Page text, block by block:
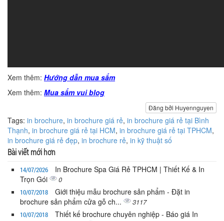
Xem thêm: Hướng dẫn mua sắm
Xem thêm: Mua sắm vui blog
Đăng bởi Huyennguyen
Tags: in brochure, in brochure giá rẻ, in brochure giá rẻ tại Bình
Thạnh, in brochure giá rẻ tại HCM, in brochure giá rẻ tại TPHCM,
in brochure giá rẻ đẹp, in brochure rẻ, in kỹ thuật số
Bài viết mới hơn
14/07/2026
In Brochure Spa Giá Rẻ TPHCM | Thiết Kế & In
Trọn Gói
0
10/07/2018
Giới thiệu mẫu brochure sản phẩm - Đặt in
brochure sản phẩm cửa gỗ ch...
3117
10/07/2018
Thiết kế brochure chuyên nghiệp - Báo giá In